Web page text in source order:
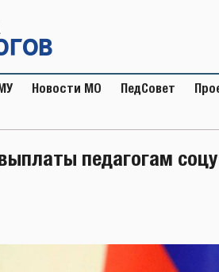
Новости МО ПедСовет
педагогам